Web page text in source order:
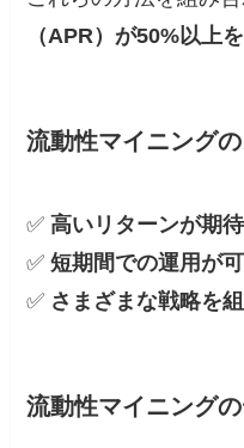
（APR）が50%以上
流動性マイニング
✅高いリターンが期
✅短期間での運用が
✅ さまざまな戦略を
流動性マイニング